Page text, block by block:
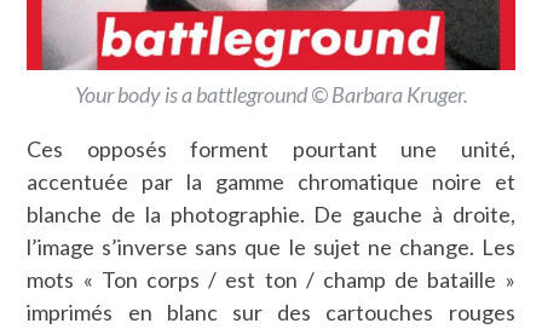
Your body is a battleground © Barbara Kruger.
Ces opposés forment pourtant une unité,
accentuée par la gamme chromatique noire et
blanche de la photographie. De gauche à droite,
l’image s’inverse sans que le sujet ne change. Les
mots « Ton corps / est ton / champ de bataille »
imprimés en blanc sur des cartouches rouges